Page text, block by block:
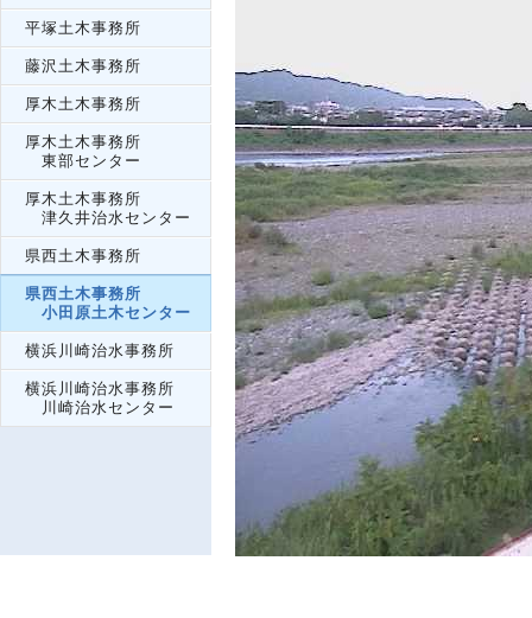
平塚土木事務所
藤沢土木事務所
厚木土木事務所
厚木土木事務所
東部センター
厚木土木事務所
津久井治水センター
県西土木事務所
県西土木事務所
小田原土木センター
横浜川崎治水事務所
横浜川崎治水事務所
川崎治水センター